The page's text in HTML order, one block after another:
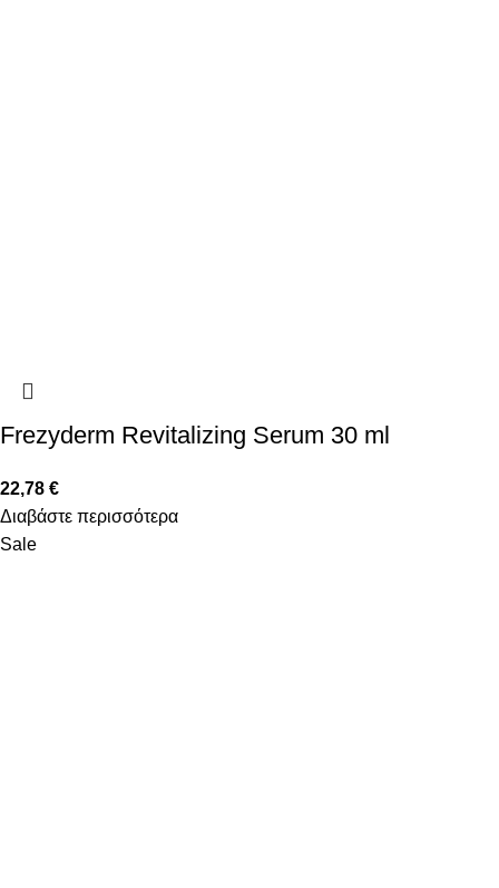
Frezyderm Revitalizing Serum 30 ml
22,78 €
Διαβάστε περισσότερα
Sale